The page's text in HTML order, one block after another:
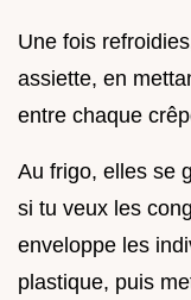
Une fois
assiette, en
entre chaque
Au frigo, elles se
si tu veux les
enveloppe les
plastique, puis